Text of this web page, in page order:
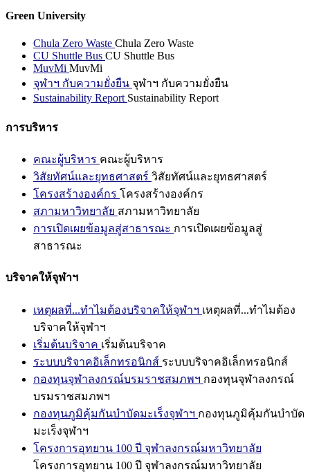
Green University
Chula Zero Waste Chula Zero Waste
CU Shuttle Bus CU Shuttle Bus
MuvMi MuvMi
จุฬาฯ กับความยั่งยืน จุฬาฯ กับความยั่งยืน
Sustainability Report Sustainability Report
การบริหาร
คณะผู้บริหาร คณะผู้บริหาร
วิสัยทัศน์และยุทธศาสตร์ วิสัยทัศน์และยุทธศาสตร์
โครงสร้างองค์กร โครงสร้างองค์กร
สภามหาวิทยาลัย สภามหาวิทยาลัย
การเปิดเผยข้อมูลสู่สาธารณะ การเปิดเผยข้อมูลสู่
สาธารณะ
บริจาคให้จุฬาฯ
เหตุผลที่...ทำไมต้องบริจาคให้จุฬาฯ เหตุผลที่...ทำไมต้อง
บริจาคให้จุฬาฯ
เริ่มต้นบริจาค เริ่มต้นบริจาค
ระบบบริจาคอิเล็กทรอนิกส์ ระบบบริจาคอิเล็กทรอนิกส์
กองทุนจุฬาลงกรณ์บรมราชสมภพฯ กองทุนจุฬาลงกรณ์
บรมราชสมภพฯ
กองทุนภูมิคุ้มกันบำบัดมะเร็งจุฬาฯ กองทุนภูมิคุ้มกันบำบัด
มะเร็งจุฬาฯ
โครงการอุทยาน 100 ปี จุฬาลงกรณ์มหาวิทยาลัย
โครงการอุทยาน 100 ปี จุฬาลงกรณ์มหาวิทยาลัย